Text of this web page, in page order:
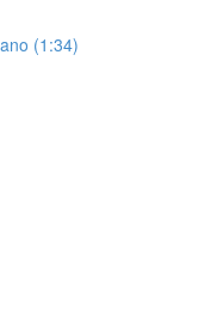
(1:34)